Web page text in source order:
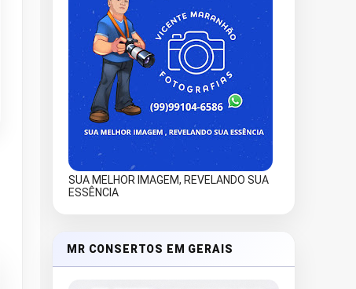
SUA MELHOR IMAGEM, REVELANDO SUA
ESSÊNCIA
MR CONSERTOS EM GERAIS